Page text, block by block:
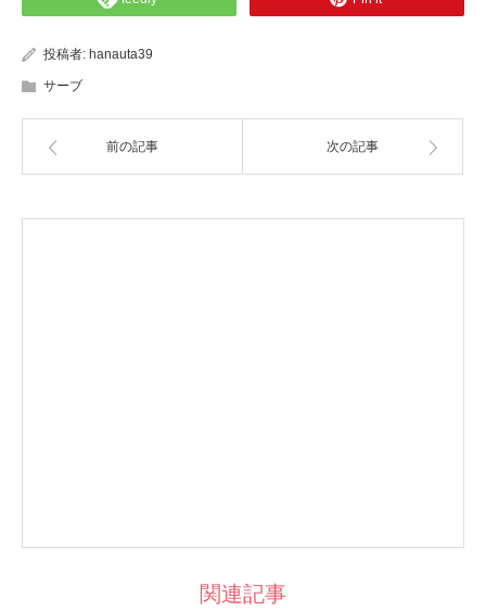
投稿者: hanauta39
サーブ
前の記事 次の記事
関連記事